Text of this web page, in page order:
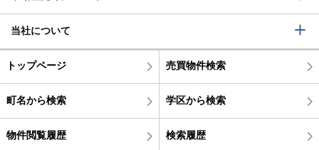
当社について
トップページ 売買物件検索
町名から検索 学区から検索
物件閲覧履歴 検索履歴